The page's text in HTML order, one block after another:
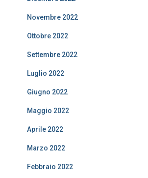
Novembre 2022
Ottobre 2022
Settembre 2022
Luglio 2022
Giugno 2022
Maggio 2022
Aprile 2022
Marzo 2022
Febbraio 2022